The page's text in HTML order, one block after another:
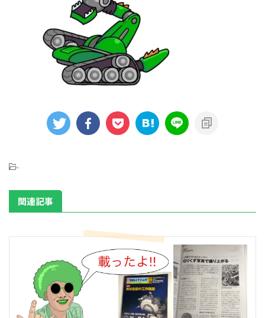
-
関連記事